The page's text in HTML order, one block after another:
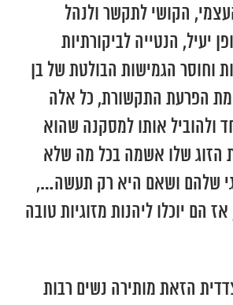
הקושי לתקשר ולנהל
יעיל, הנטייה לביקורתיות
וחוסר הגמישות הבולטת של בן
הפרעת התקשורת, כל אלה
ולהוביל אותו למסקנה שהוא
הזוג שלו אשמה בכל מה שלא
שלהם ושאם היא רק תעשה…,
הם יוכלו ליהנות מזוגיות טובה
הזאת מותירה נשים רבות